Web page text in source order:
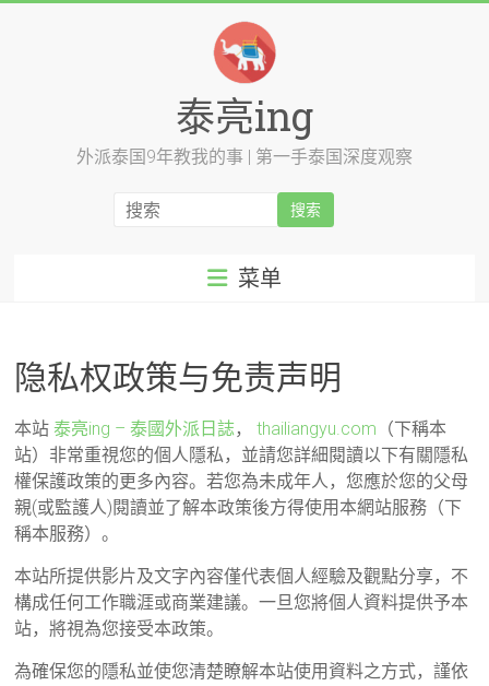
泰亮ing
外派泰国9年教我的事 | 第一手泰国深度观察
菜单
隐私权政策与免责声明
本站泰亮ing – 泰國外派日誌，thailiangyu.com （下稱本
站）非常重視您的個人隱私，並請您詳細閱讀以下有關隱私
權保護政策的更多內容。若您為未成年人，您應於您的父母
親(或監護人)閱讀並了解本政策後方得使用本網站服務（下
稱本服務）。
本站所提供影片及文字內容僅代表個人經驗及觀點分享，不
構成任何工作職涯或商業建議。一旦您將個人資料提供予本
站，將視為您接受本政策。
為確保您的隱私並使您清楚瞭解本站使用資料之方式，謹依